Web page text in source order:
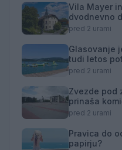
Vila Mayer
dvodnevno
pred 2 urami
Glasovanje
tudi letos
kopališče
pred 2 urami
Zvezde pod
prinaša
pred 2 urami
Pravica do
papirju?